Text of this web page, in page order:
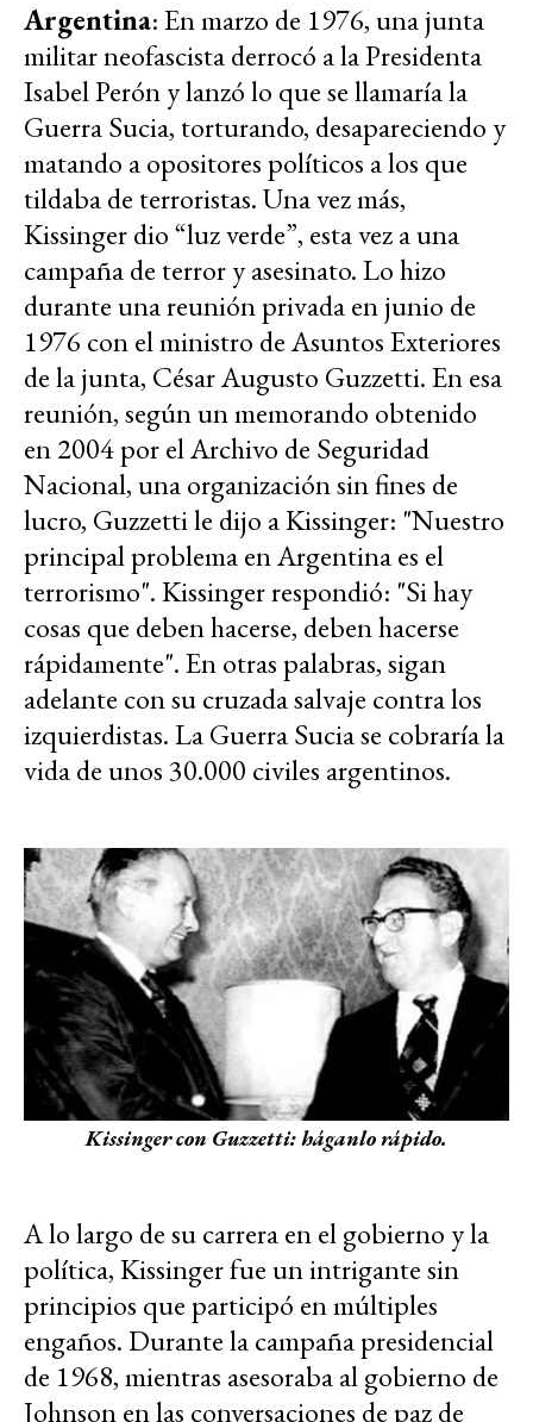
Argentina: En marzo de 1976, una junta
militar neofascista derrocó a la Presidenta
Isabel Perón y lanzó lo que se llamaría la
Guerra Sucia, torturando, desapareciendo y
matando a opositores políticos a los que
tildaba de terroristas. Una vez más,
Kissinger dio “luz verde”, esta vez a una
campaña de terror y asesinato. Lo hizo
durante una reunión privada en junio de
1976 con el ministro de Asuntos Exteriores
de la junta, César Augusto Guzzetti. En esa
reunión, según un memorando obtenido
en 2004 por el Archivo de Seguridad
Nacional, una organización sin fines de
lucro, Guzzetti le dijo a Kissinger: "Nuestro
principal problema en Argentina es el
terrorismo". Kissinger respondió: "Si hay
cosas que deben hacerse, deben hacerse
rápidamente". En otras palabras, sigan
adelante con su cruzada salvaje contra los
izquierdistas. La Guerra Sucia se cobraría la
vida de unos 30.000 civiles argentinos.
Kissinger con Guzzetti: háganlo rápido.
A lo largo de su carrera en el gobierno y la
política, Kissinger fue un intrigante sin
principios que participó en múltiples
engaños. Durante la campaña presidencial
de 1968, mientras asesoraba al gobierno de
Johnson en las conversaciones de paz de